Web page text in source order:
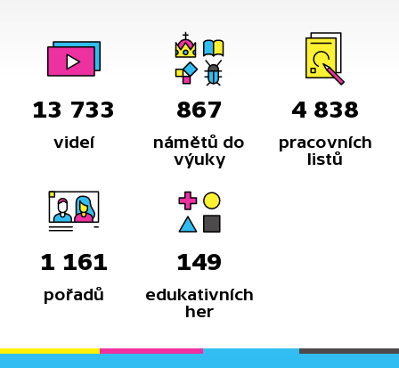
13 733
videí
867
námětů do
výuky
4 838
pracovních
listů
1 161
pořadů
149
edukativních
her